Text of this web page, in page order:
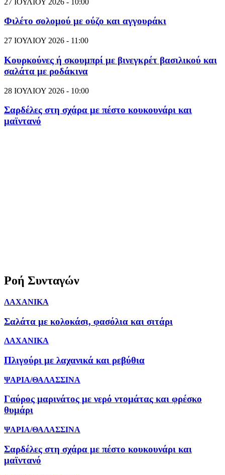
Φιλέτο σολομού με ούζο και αγγουράκι
27 ΙΟΥΛΙΟΥ 2026 - 11:00
Κουρκούνες ή σκουμπρί με βινεγκρέτ βασιλικού και
σαλάτα με ροδάκινα
28 ΙΟΥΛΙΟΥ 2026 - 10:00
Σαρδέλες στη σχάρα με πέστο κουκουνάρι και
μαϊντανό
Ροή Συνταγών
ΛΑΧΑΝΙΚΑ
Σαλάτα με κολοκάσι, φασόλια και σιτάρι
ΛΑΧΑΝΙΚΑ
Πλιγούρι με λαχανικά και ρεβύθια
ΨΑΡΙΑ/ΘΑΛΑΣΣΙΝΑ
Γαύρος μαρινάτος με νερό ντομάτας και φρέσκο
θυμάρι
ΨΑΡΙΑ/ΘΑΛΑΣΣΙΝΑ
Σαρδέλες στη σχάρα με πέστο κουκουνάρι και
μαϊντανό